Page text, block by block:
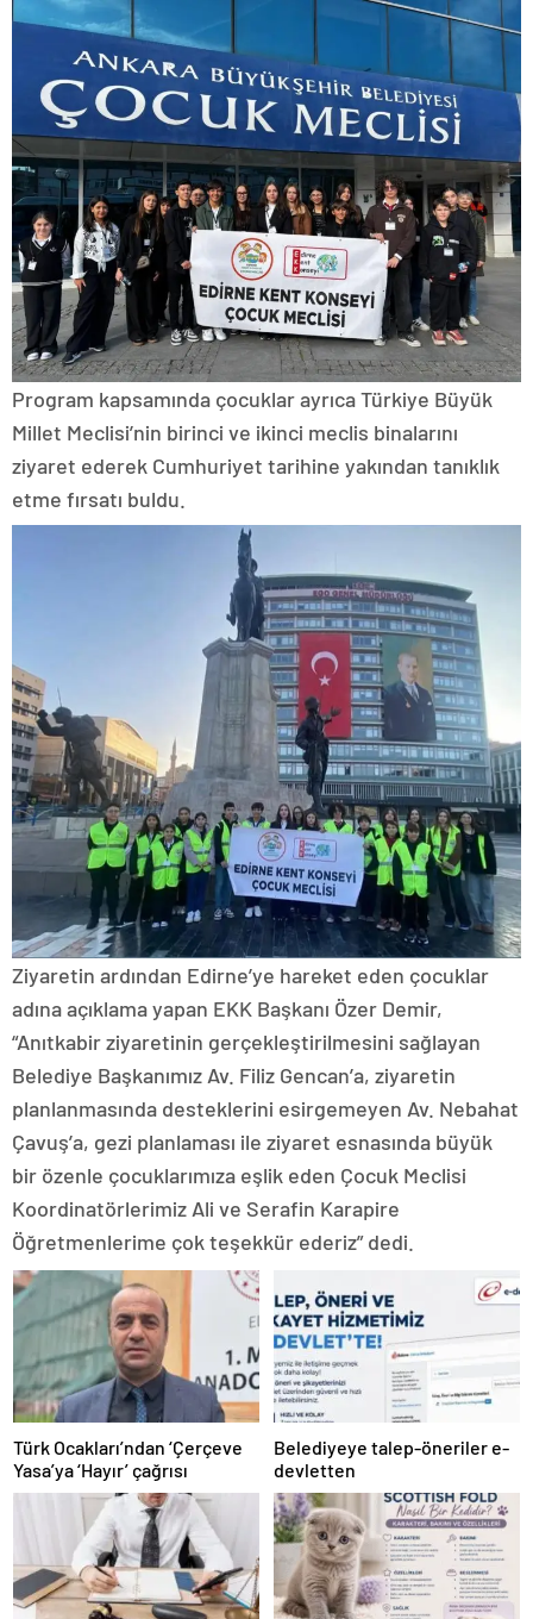
Program kapsamında çocuklar ayrıca Türkiye Büyük
Millet Meclisi’nin birinci ve ikinci meclis binalarını
ziyaret ederek Cumhuriyet tarihine yakından tanıklık
etme fırsatı buldu.
Ziyaretin ardından Edirne’ye hareket eden çocuklar
adına açıklama yapan EKK Başkanı Özer Demir,
“Anıtkabir ziyaretinin gerçekleştirilmesini sağlayan
Belediye Başkanımız Av. Filiz Gencan’a, ziyaretin
planlanmasında desteklerini esirgemeyen Av. Nebahat
Çavuş’a, gezi planlaması ile ziyaret esnasında büyük
bir özenle çocuklarımıza eşlik eden Çocuk Meclisi
Koordinatörlerimiz Ali ve Serafin Karapire
Öğretmenlerime çok teşekkür ederiz” dedi.
Türk Ocakları’ndan ‘Çerçeve
Yasa’ya ‘Hayır’ çağrısı
Belediyeye talep-öneriler e-
devletten